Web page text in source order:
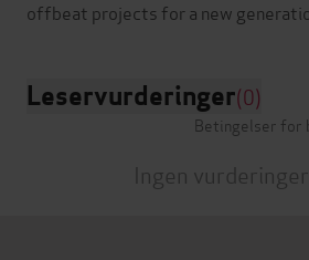
Leservurderinger(0)
Betingelser for
Ingen